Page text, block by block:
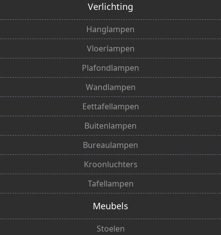
Verlichting
Hanglampen
Vloerlampen
Plafondlampen
Wandlampen
Eettafellampen
Buitenlampen
Bureaulampen
Kroonluchters
Tafellampen
Meubels
Stoelen